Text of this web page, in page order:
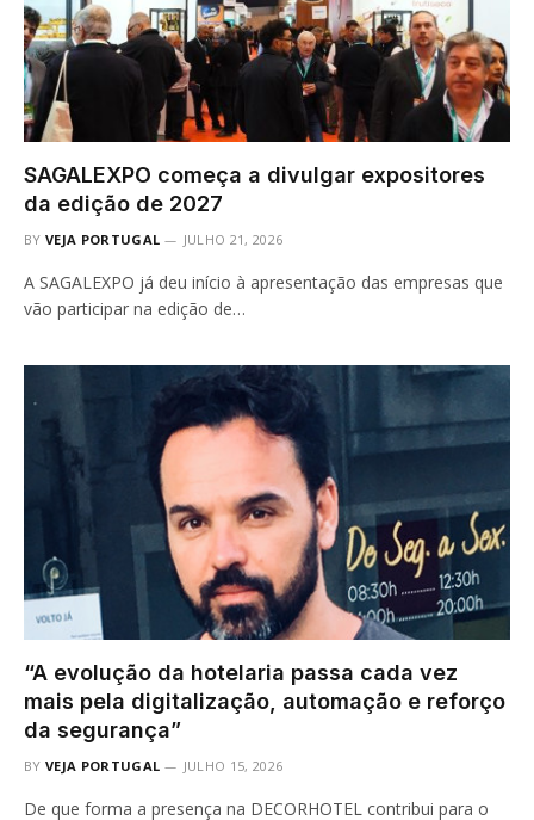
SAGALEXPO começa a divulgar expositores
da edição de 2027
BY VEJA PORTUGAL JULHO 21, 2026
A SAGALEXPO já deu início à apresentação das empresas que
vão participar na edição de…
“A evolução da hotelaria passa cada vez
mais pela digitalização, automação e reforço
da segurança”
BY VEJA PORTUGAL JULHO 15, 2026
De que forma a presença na DECORHOTEL contribui para o